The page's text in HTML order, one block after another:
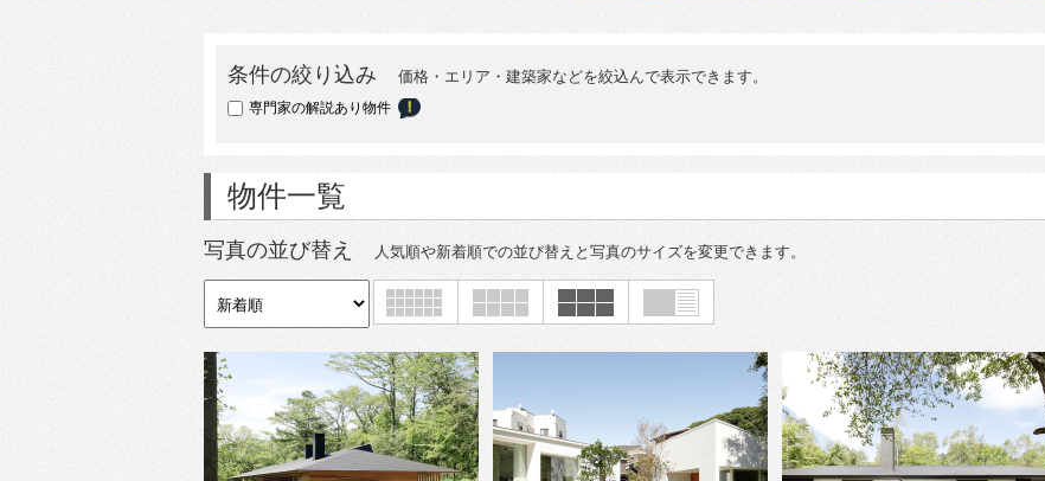
条件の絞り込み 価格・エリア・建築家などを絞込んで表示できます。
専門家の解説あり物件
物件一覧
写真の並び替え 人気順や新着順での並び替えと写真のサイズを変更できます。